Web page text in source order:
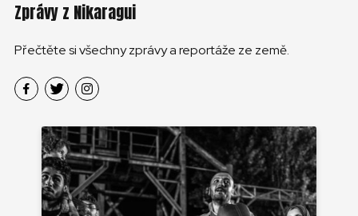
Zprávy z Nikaragui
Přečtěte si všechny zprávy a reportáže ze země.